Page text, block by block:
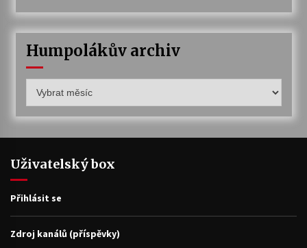
Humpolákův archiv
archiv
Uživatelský box
Přihlásit se
Zdroj kanálů (příspěvky)